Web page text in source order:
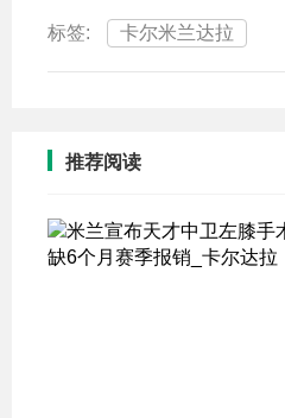
标签: 卡尔米兰达拉
推荐阅读